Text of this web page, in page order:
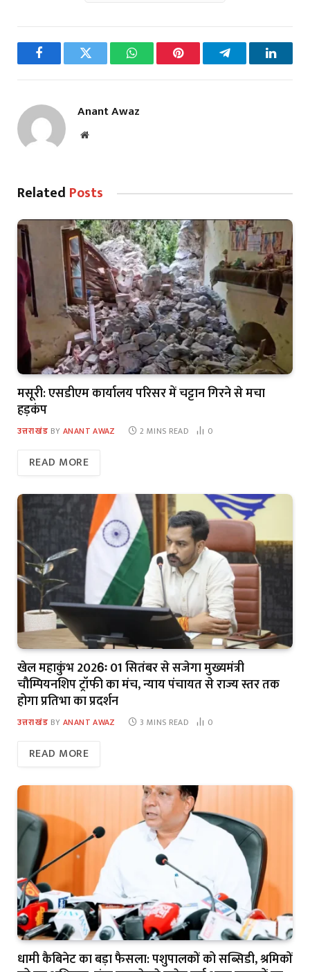
FacebookTwitter WhatsAppPinterest Telegram
Anant Awaz
Website
Related Posts
मसूरी: एसडीएम कार्यालय परिसर में चट्टान गिरने से मचा
हड़कंप
उत्तराखंड BY ANANT AWAZ 2 MINS READ 0
READ MORE
खेल महाकुंभ 2026ः 01 सितंबर से सजेगा मुख्यमंत्री
चौम्पियनशिप ट्रॉफी का मंच, न्याय पंचायत से राज्य स्तर तक
होगा प्रतिभा का प्रदर्शन
उत्तराखंड BY ANANT AWAZ 3 MINS READ 0
READ MORE
धामी कैबिनेट का बड़ा फैसला: पशुपालकों को सब्सिडी, श्रमिकों